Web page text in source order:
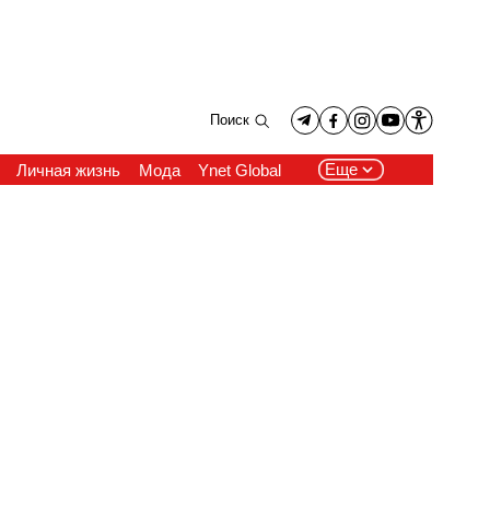
Поиск
Личная жизнь Мода Ynet Global Еще